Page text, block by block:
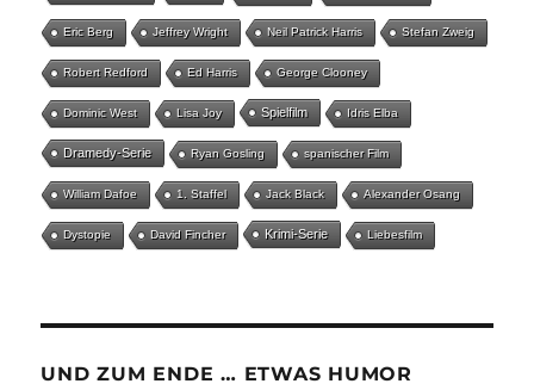
Eric Berg Jeffrey Wright Neil Patrick Harris Stefan Zweig
Robert Redford Ed Harris George Clooney
Dominic West Lisa Joy Spielfilm Idris Elba
Dramedy-Serie Ryan Gosling spanischer Film
William Dafoe 1. Staffel Jack Black Alexander Osang
Dystopie David Fincher Krimi-Serie Liebesfilm
UND ZUM ENDE … ETWAS HUMOR